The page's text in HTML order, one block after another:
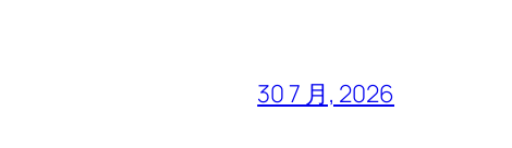
30 7 月, 2026